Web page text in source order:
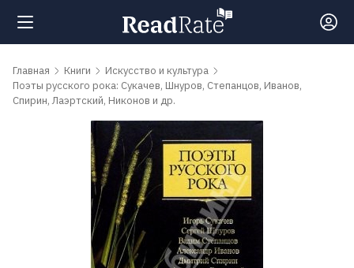
Поиск
Главная Книги
Искусство и культура
Поэты русского рока: Cукачев, Шнуров, Степанцов, Иванов,
Спирин, Лаэртский, Никонов и др.